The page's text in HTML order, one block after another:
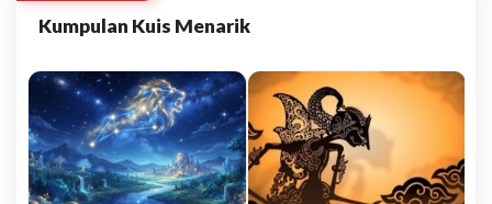
Kumpulan Kuis Menarik